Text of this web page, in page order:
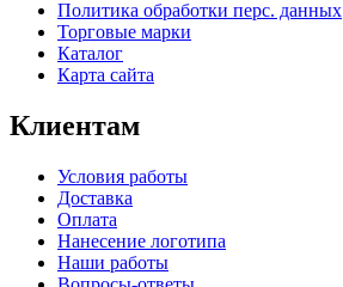
Политика обработки перс. данных
Торговые марки
Каталог
Карта сайта
Клиентам
Условия работы
Доставка
Оплата
Нанесение логотипа
Наши работы